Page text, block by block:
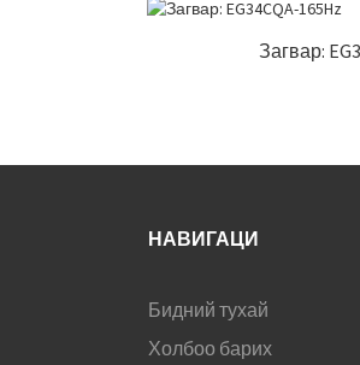
Загвар:
НАВИГАЦИ
Бидний тухай
Холбоо барих